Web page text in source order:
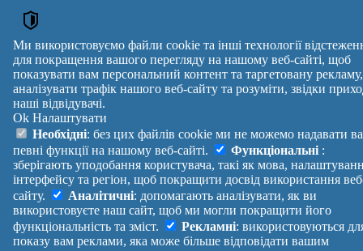
Херсонська обл.
Хмельницька обл.
Чернівецька обл.
Чернігівська обл.
Вулиця
№ будинків
Індекс
reklama
Правила
Допомога
Платні
послуги
конфіденційності
Маніфест
Про проект
зв'язок
Україна
Увійти|
Вихід
Ми використовуємо файли cookie та інші технології
для покращення вашого перегляду на нашому веб-сайті, щоб
показувати вам персональний контент та таргетовану рекламу,
аналізувати трафік нашого веб-сайту та розуміти, звідки
наші відвідувачі.
Ok Налаштувати
Необхідні: без цих файлів cookie ми не можемо надавати
певні функції на нашому веб-сайті.
Функціональні :
зберігають уподобання користувача, такі як мова,
інтерфейсу та регіон, щоб покращити досвід використання
сайту.
Аналітичні: допомагають аналізувати, як ви
використовуєте наш сайт, щоб ми могли покращити його
функціональність та зміст.
Рекламні: використовуються
показу вам реклами, яка може більше відповідати вашим